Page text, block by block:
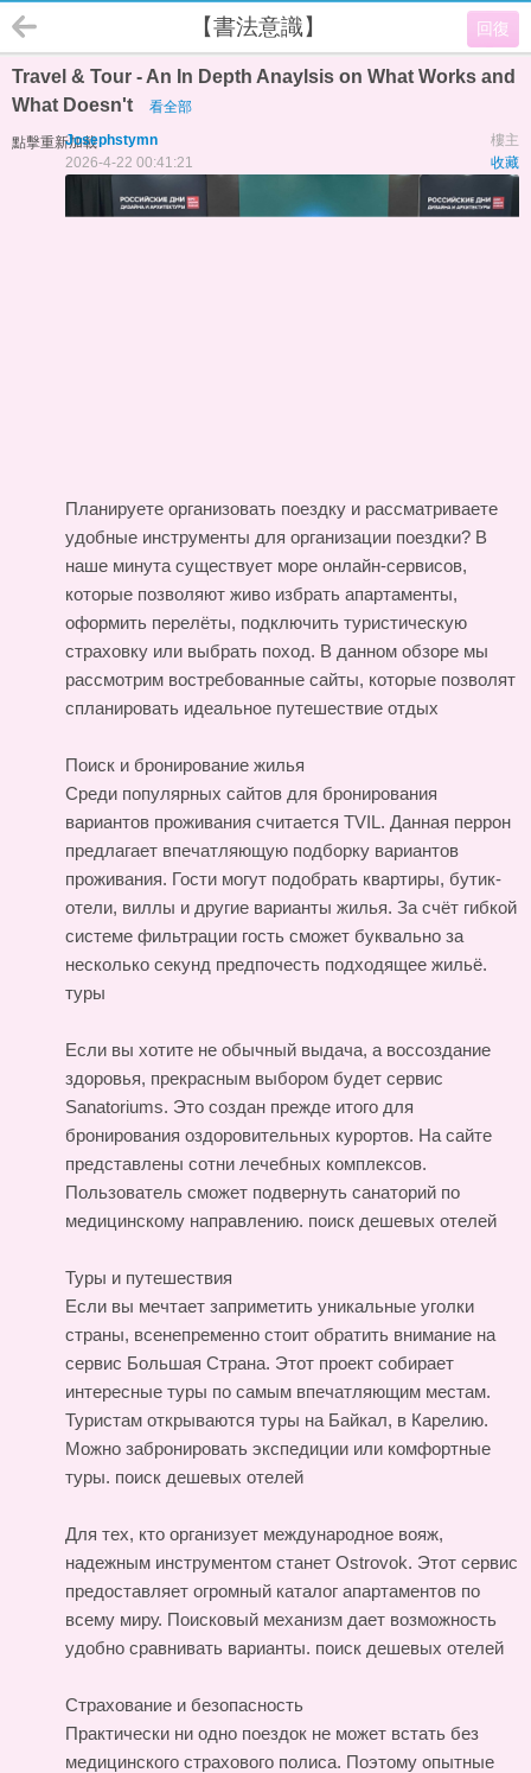
回復
【書法意識】
Travel & Tour - An In Depth Anaylsis on What Works and
What Doesn't
看全部
點擊重新加載 樓主
Josephstymn
收藏
2026-4-22 00:41:21
Планируете организовать поездку и рассматриваете
удобные инструменты для организации поездки? В
наше минута существует море онлайн-сервисов,
которые позволяют живо избрать апартаменты,
оформить перелёты, подключить туристическую
страховку или выбрать поход. В данном обзоре мы
рассмотрим востребованные сайты, которые позволят
спланировать идеальное путешествие отдых
Поиск и бронирование жилья
Среди популярных сайтов для бронирования
вариантов проживания считается TVIL. Данная перрон
предлагает впечатляющую подборку вариантов
проживания. Гости могут подобрать квартиры, бутик-
отели, виллы и другие варианты жилья. За счёт гибкой
системе фильтрации гость сможет буквально за
несколько секунд предпочесть подходящее жильё.
туры
Если вы хотите не обычный выдача, а воссоздание
здоровья, прекрасным выбором будет сервис
Sanatoriums. Это создан прежде итого для
бронирования оздоровительных курортов. На сайте
представлены сотни лечебных комплексов.
Пользователь сможет подвернуть санаторий по
медицинскому направлению. поиск дешевых отелей
Туры и путешествия
Если вы мечтает заприметить уникальные уголки
страны, всенепременно стоит обратить внимание на
сервис Большая Страна. Этот проект собирает
интересные туры по самым впечатляющим местам.
Туристам открываются туры на Байкал, в Карелию.
Можно забронировать экспедиции или комфортные
туры. поиск дешевых отелей
Для тех, кто организует международное вояж,
надежным инструментом станет Ostrovok. Этот сервис
предоставляет огромный каталог апартаментов по
всему миру. Поисковый механизм дает возможность
удобно сравнивать варианты. поиск дешевых отелей
Страхование и безопасность
Практически ни одно поездок не может встать без
медицинского страхового полиса. Поэтому опытные